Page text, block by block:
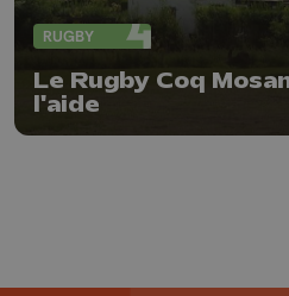
RUGBY
Le Rugby Coq
l'aide